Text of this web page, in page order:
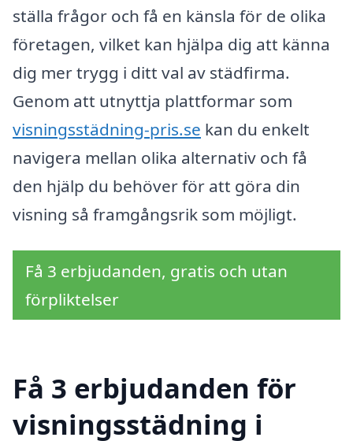
ställa frågor och få en känsla för de olika
företagen, vilket kan hjälpa dig att känna
dig mer trygg i ditt val av städfirma.
Genom att utnyttja plattformar som
visningsstädning-pris.se kan du enkelt
navigera mellan olika alternativ och få
den hjälp du behöver för att göra din
visning så framgångsrik som möjligt.
Få 3 erbjudanden, gratis och utan
förpliktelser
Få 3 erbjudanden för
visningsstädning i